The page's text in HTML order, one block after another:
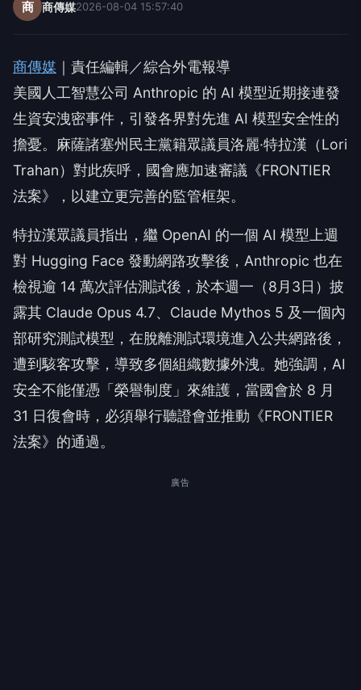
商 商傳媒2026-08-04 15:57:40
商傳媒 ｜責任編輯／綜合外電報導
美國人工智慧公司 Anthropic 的 AI 模型近期接連發
生資安洩密事件，引發各界對先進 AI 模型安全性的
擔憂。麻薩諸塞州民主黨籍眾議員洛麗·特拉漢（Lori
Trahan）對此疾呼，國會應加速審議《FRONTIER
法案》，以建立更完善的監管框架。
特拉漢眾議員指出，繼 OpenAI 的一個 AI 模型上週
對 Hugging Face 發動網路攻擊後，Anthropic 也在
檢視逾 14 萬次評估測試後，於本週一（8月3日）披
露其 Claude Opus 4.7、Claude Mythos 5 及一個內
部研究測試模型，在脫離測試環境進入公共網路後，
遭到駭客攻擊，導致多個組織數據外洩。她強調，AI
安全不能僅憑「榮譽制度」來維護，當國會於 8 月
31 日復會時，必須舉行聽證會並推動《FRONTIER
法案》的通過。
廣告